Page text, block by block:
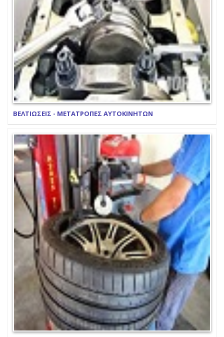
ΒΕΛΤΙΩΣΕΙΣ - ΜΕΤΑΤΡΟΠΕΣ ΑΥΤΟΚΙΝΗΤΩΝ